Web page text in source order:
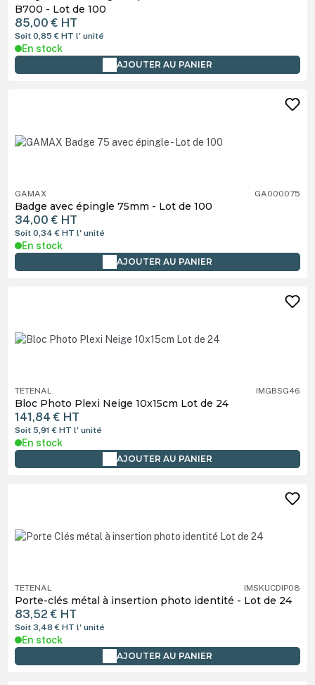
B700 - Lot de 100
85,00 € HT
Soit 0,85 €HTl' unité
En stock
AJOUTER AU PANIER
GAMAX GA000075
Badge avec épingle 75mm - Lot de 100
34,00 € HT
Soit 0,34 €HTl' unité
En stock
AJOUTER AU PANIER
TETENAL IMGBSG46
Bloc Photo Plexi Neige 10x15cm Lot de 24
141,84 € HT
Soit 5,91 €HTl' unité
En stock
AJOUTER AU PANIER
TETENAL IMSKUCDIP08
Porte-clés métal à insertion photo identité - Lot de 24
83,52 € HT
Soit 3,48 €HTl' unité
En stock
AJOUTER AU PANIER